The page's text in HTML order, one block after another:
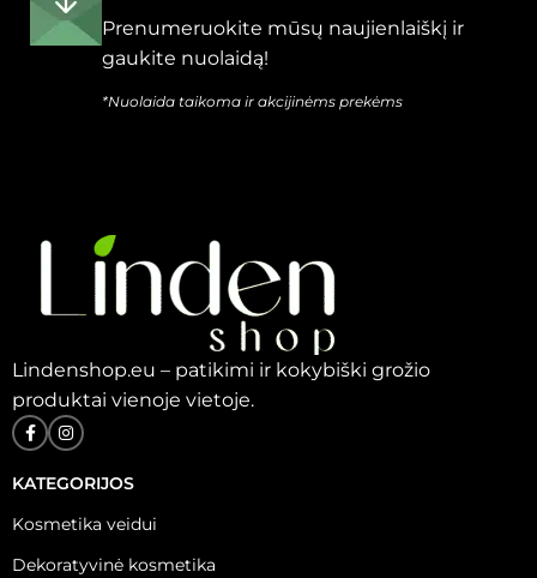
Prenumeruokite mūsų naujienlaiškį ir
gaukite nuolaidą!
*Nuolaida taikoma ir akcijinėms prekėms
Lindenshop.eu – patikimi ir kokybiški grožio
produktai vienoje vietoje.
KATEGORIJOS
Kosmetika veidui
Dekoratyvinė kosmetika